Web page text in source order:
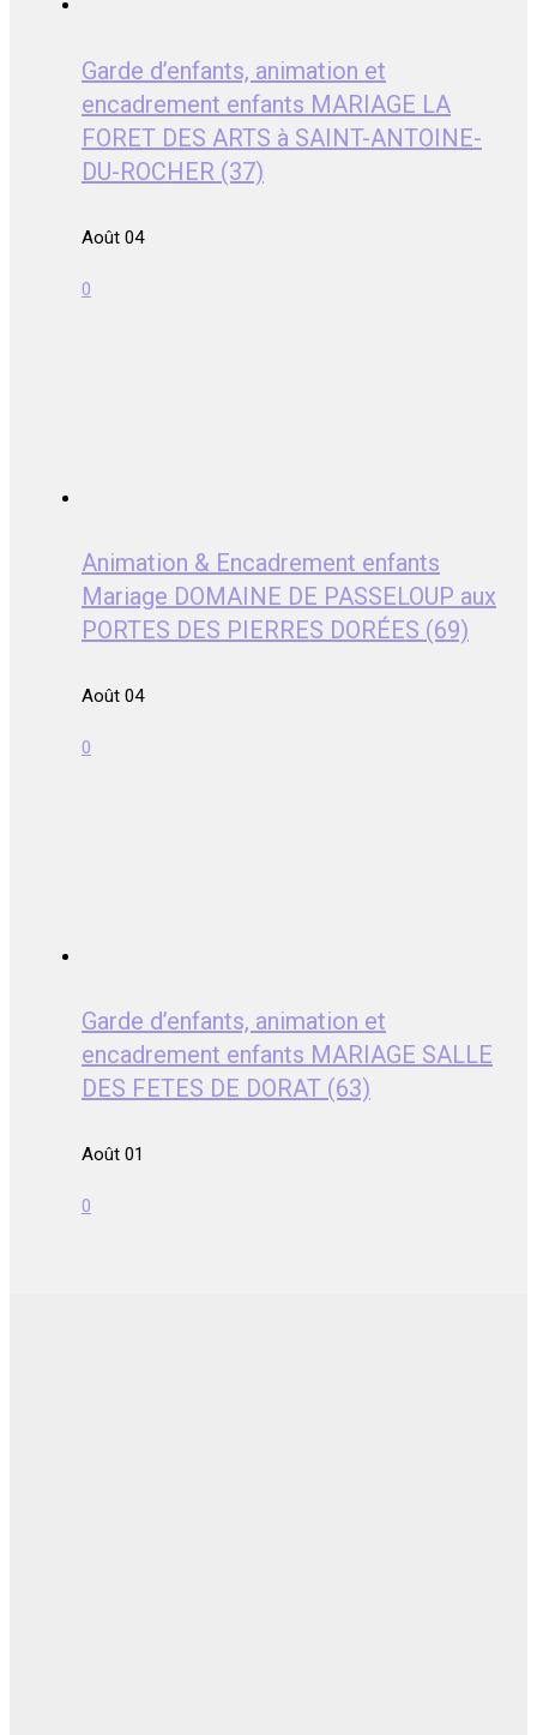
Garde d’enfants, animation et
encadrement enfants MARIAGE LA
FORET DES ARTS à SAINT-ANTOINE-
DU-ROCHER (37)
Août 04
0
Animation & Encadrement enfants
Mariage DOMAINE DE PASSELOUP aux
PORTES DES PIERRES DORÉES (69)
Août 04
0
Garde d’enfants, animation et
encadrement enfants MARIAGE SALLE
DES FETES DE DORAT (63)
Août 01
0